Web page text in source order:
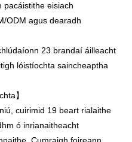
pacáistithe eisiach
ODM agus dearadh
23 brandaí áilleacht
lóistíochta saincheaptha
】
cuirimid 19 beart rialaithe
ó inrianaitheacht